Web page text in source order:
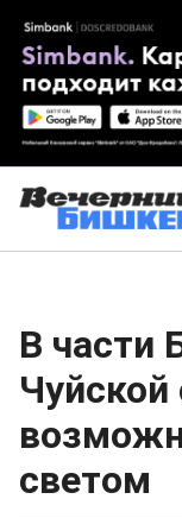
В части
Чуйской
светом